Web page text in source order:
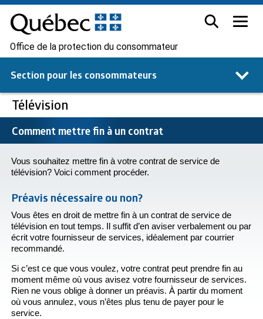
Office de la protection du consommateur
Section pour les consommateurs
Télévision
Comment mettre fin à un contrat
Vous souhaitez mettre fin à votre contrat de service de
télévision? Voici comment procéder.
Préavis nécessaire ou non?
Vous êtes en droit de mettre fin à un contrat de service de
télévision en tout temps. Il suffit d’en aviser verbalement ou par
écrit votre fournisseur de services, idéalement par courrier
recommandé.
Si c’est ce que vous voulez, votre contrat peut prendre fin au
moment même où vous avisez votre fournisseur de services.
Rien ne vous oblige à donner un préavis. À partir du moment
où vous annulez, vous n’êtes plus tenu de payer pour le
service.